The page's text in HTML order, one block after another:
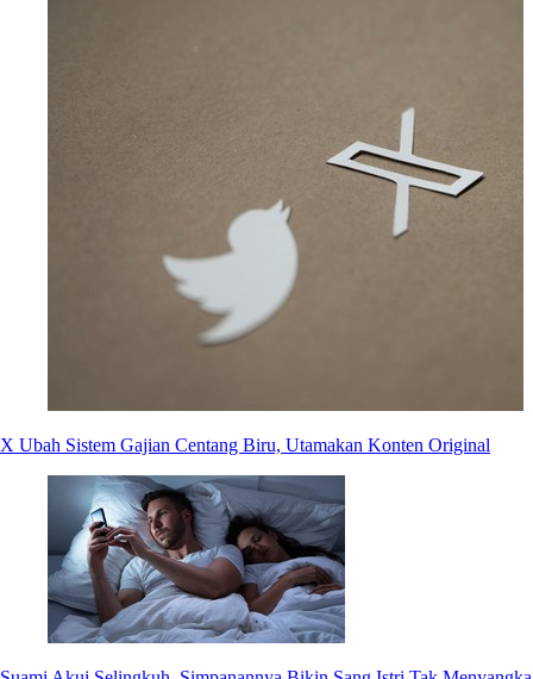
X Ubah Sistem Gajian Centang Biru, Utamakan Konten Original